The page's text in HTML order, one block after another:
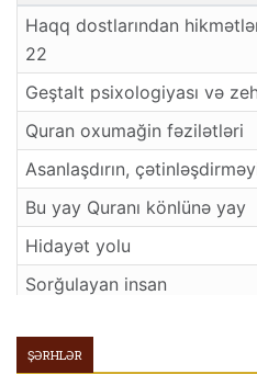
Haqq dostlarından
22
Geştalt psixologiyası və
Quran oxumağin fəzilətləri
Asanlaşdırın,
Bu yay Quranı könlünə yay
Hidayət yolu
Sorğulayan insan
Yazı və inkişaf
ŞƏRHLƏR